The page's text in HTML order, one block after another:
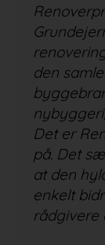
den
Det er
på. Det
at den
enkelt
rådgivere